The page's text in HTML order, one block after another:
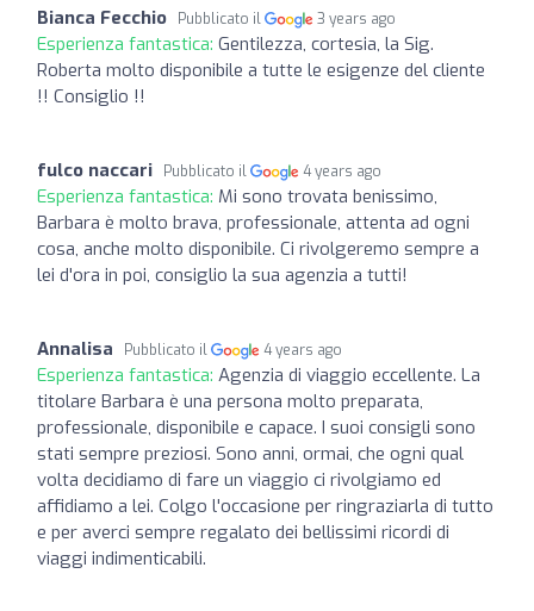
Bianca Fecchio Pubblicato il 3 years ago
Esperienza fantastica: Gentilezza, cortesia, la Sig.
Roberta molto disponibile a tutte le esigenze del cliente
!! Consiglio !!
fulco naccari Pubblicato il 4 years ago
Esperienza fantastica: Mi sono trovata benissimo,
Barbara è molto brava, professionale, attenta ad ogni
cosa, anche molto disponibile. Ci rivolgeremo sempre a
lei d'ora in poi, consiglio la sua agenzia a tutti!
Annalisa Pubblicato il 4 years ago
Esperienza fantastica: Agenzia di viaggio eccellente. La
titolare Barbara è una persona molto preparata,
professionale, disponibile e capace. I suoi consigli sono
stati sempre preziosi. Sono anni, ormai, che ogni qual
volta decidiamo di fare un viaggio ci rivolgiamo ed
affidiamo a lei. Colgo l'occasione per ringraziarla di tutto
e per averci sempre regalato dei bellissimi ricordi di
viaggi indimenticabili.